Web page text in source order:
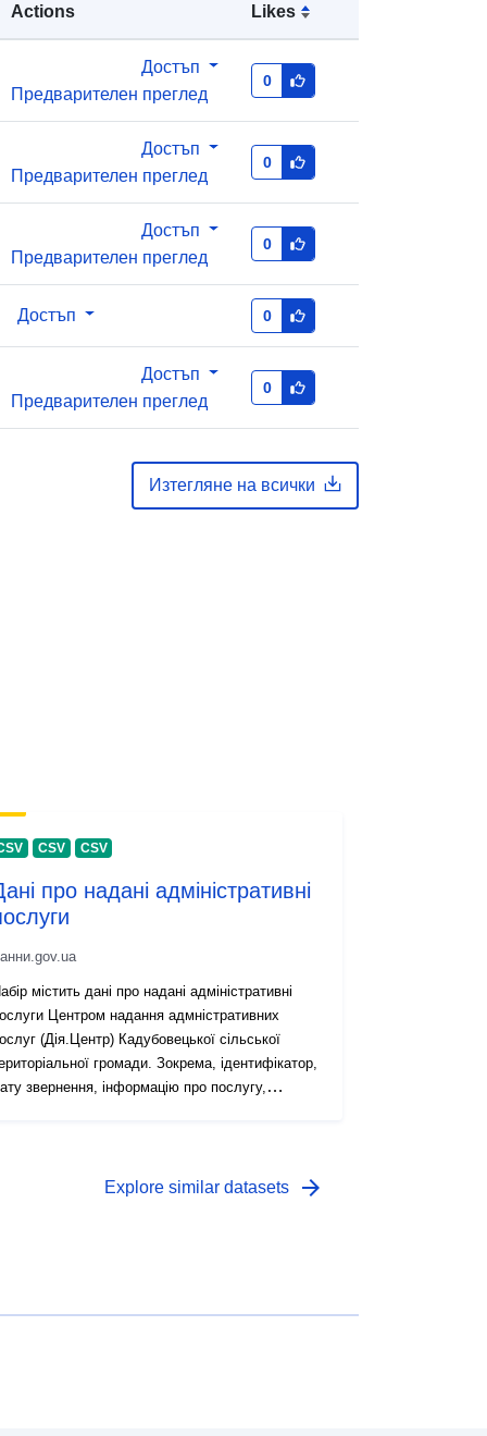
Actions Likes
Достъп
Предварителен преглед
0
Достъп
Предварителен преглед
0
Достъп
Предварителен преглед
0
Достъп 0
Достъп
Предварителен преглед
0
Изтегляне на всички
Актуализирана на data.europa.eu:
03 August 2026
79ed890c-da85-4f2c-9903-
44c77568d610
http://data.europa.eu/88u/dataset/79
ed890c-da85-4f2c-9903-
44c77568d610
CSV CSV
про надані адміністративні
містить дані про надані адміністративні
Центром надання адмністративних
(Дія.Центр) Кадубовецької сільської
громади. Зокрема, ідентифікатор,
звернення, інформацію про послугу,
Explore similar datasets arrow_forward